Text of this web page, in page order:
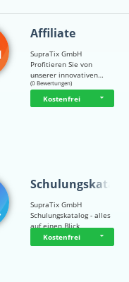
Affiliate
SupraTix GmbH
Profitieren Sie von
unserer innovativen…
☆☆☆☆☆
(0 Bewertungen)
Kostenfrei
Schulungskatalog
SupraTix GmbH
Schulungskatalog - alles
auf einen Blick
Kostenfrei